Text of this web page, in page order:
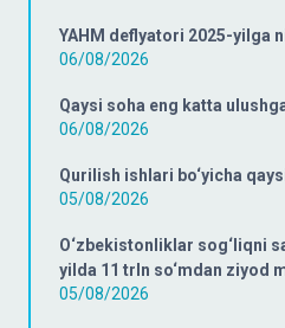
YAHM deflyatori 2025-yilga
06/08/2026
Qaysi soha eng katta
06/08/2026
Qurilish ishlari bo‘yicha
05/08/2026
O‘zbekistonliklar sog‘liqni
yilda 11 trln so‘mdan ziyod
05/08/2026